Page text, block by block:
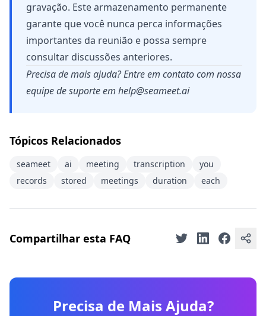
gravação. Este armazenamento permanente
garante que você nunca perca informações
importantes da reunião e possa sempre
consultar discussões anteriores.
Precisa de mais ajuda? Entre em contato com nossa
equipe de suporte em help@seameet.ai
Tópicos Relacionados
seameet ai meeting transcription
you
records
stored meetings duration each
Compartilhar esta FAQ
Precisa de Mais Ajuda?